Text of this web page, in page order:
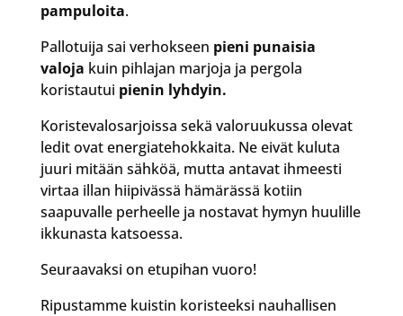
pampuloita.
Pallotuija sai verhokseen pieni punaisia
valoja kuin pihlajan marjoja ja pergola
koristautui pienin lyhdyin.
Koristevalosarjoissa sekä valoruukussa olevat
ledit ovat energiatehokkaita. Ne eivät kuluta
juuri mitään sähköä, mutta antavat ihmeesti
virtaa illan hiipivässä hämärässä kotiin
saapuvalle perheelle ja nostavat hymyn huulille
ikkunasta katsoessa.
Seuraavaksi on etupihan vuoro!
Ripustamme kuistin koristeeksi nauhallisen